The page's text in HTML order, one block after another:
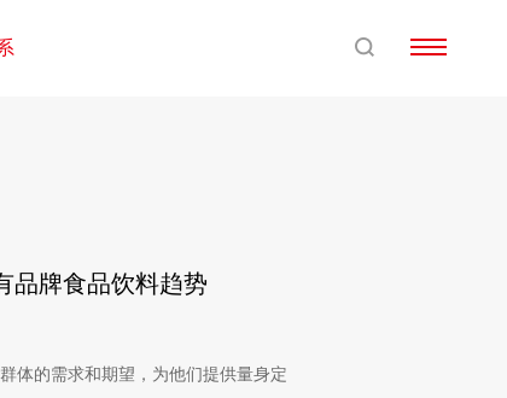
品牌食品饮料趋势
体的需求和期望，为他们提供量身定